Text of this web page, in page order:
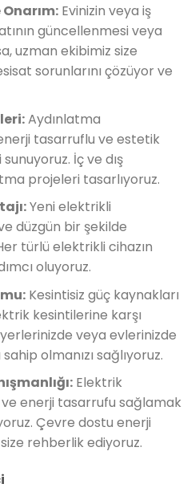
Evinizin veya iş
güncellenmesi veya
uzman ekibimiz size
sorunlarını çözüyor ve
Aydınlatma
tasarruflu ve estetik
İç ve dış
projeleri tasarlıyoruz.
Yeni elektrikli
düzgün bir şekilde
türlü elektrikli cihazın
oluyoruz.
Kesintisiz güç kaynakları
kesintilerine karşı
veya evlerinizde
olmanızı sağlıyoruz.
Elektrik
enerji tasarrufu sağlamak
Çevre dostu enerji
rehberlik ediyoruz.